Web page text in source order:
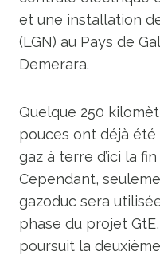
et une installation
(LGN) au Pays de
Demerara.
Quelque 250
pouces ont déjà
gaz à terre d’ici la
Cependant,
gazoduc sera
phase du projet
poursuit la